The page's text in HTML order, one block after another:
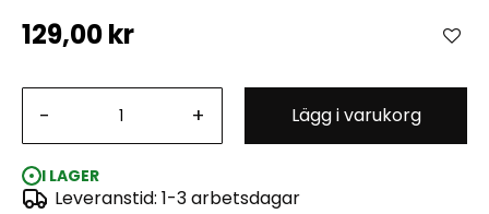
129,00 kr
- + Lägg i varukorg
I LAGER
Leveranstid: 1-3 arbetsdagar
SAAB J21 Pilot (finns ej, se PIR-48P015)